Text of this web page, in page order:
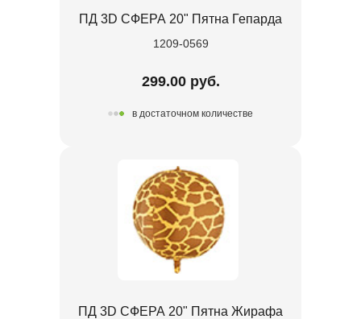
ПД 3D СФЕРА 20" Пятна Гепарда
1209-0569
299.00 руб.
в достаточном количестве
ПД 3D СФЕРА 20" Пятна Жирафа